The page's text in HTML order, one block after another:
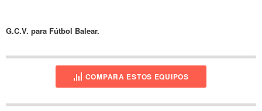
G.C.V. para Fútbol Balear.
COMPARA ESTOS EQUIPOS